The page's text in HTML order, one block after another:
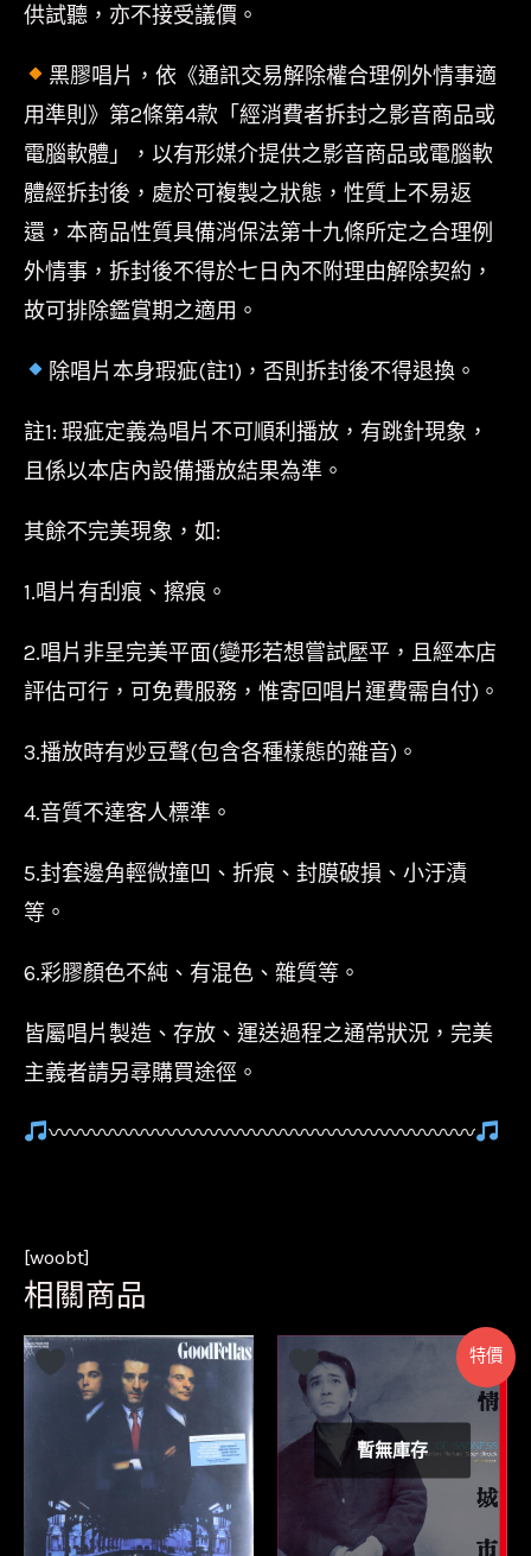
供試聽，亦不接受議價。
黑膠唱片，依《通訊交易解除權合理例外情事適
用準則》第2條第4款「經消費者拆封之影音商品或
電腦軟體」，以有形媒介提供之影音商品或電腦軟
體經拆封後，處於可複製之狀態，性質上不易返
還，本商品性質具備消保法第十九條所定之合理例
外情事，拆封後不得於七日內不附理由解除契約，
故可排除鑑賞期之適用。
除唱片本身瑕疵(註1)，否則拆封後不得退換。
註1: 瑕疵定義為唱片不可順利播放，有跳針現象，
且係以本店內設備播放結果為準。
其餘不完美現象，如:
1.唱片有刮痕、擦痕。
2.唱片非呈完美平面(變形若想嘗試壓平，且經本店
評估可行，可免費服務，惟寄回唱片運費需自付)。
3.播放時有炒豆聲(包含各種樣態的雜音)。
4.音質不達客人標準。
5.封套邊角輕微撞凹、折痕、封膜破損、小汙漬
等。
6.彩膠顏色不純、有混色、雜質等。
皆屬唱片製造、存放、運送過程之通常狀況，完美
主義者請另尋購買途徑。
〰〰〰〰〰〰〰〰〰〰〰〰〰〰〰〰〰〰〰〰
[woobt]
相關商品
特價
暫無庫存